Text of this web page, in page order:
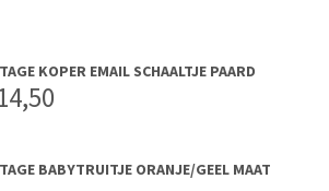
KOPER EMAIL SCHAALTJE PAARD
BABYTRUITJE ORANJE/GEEL MAAT